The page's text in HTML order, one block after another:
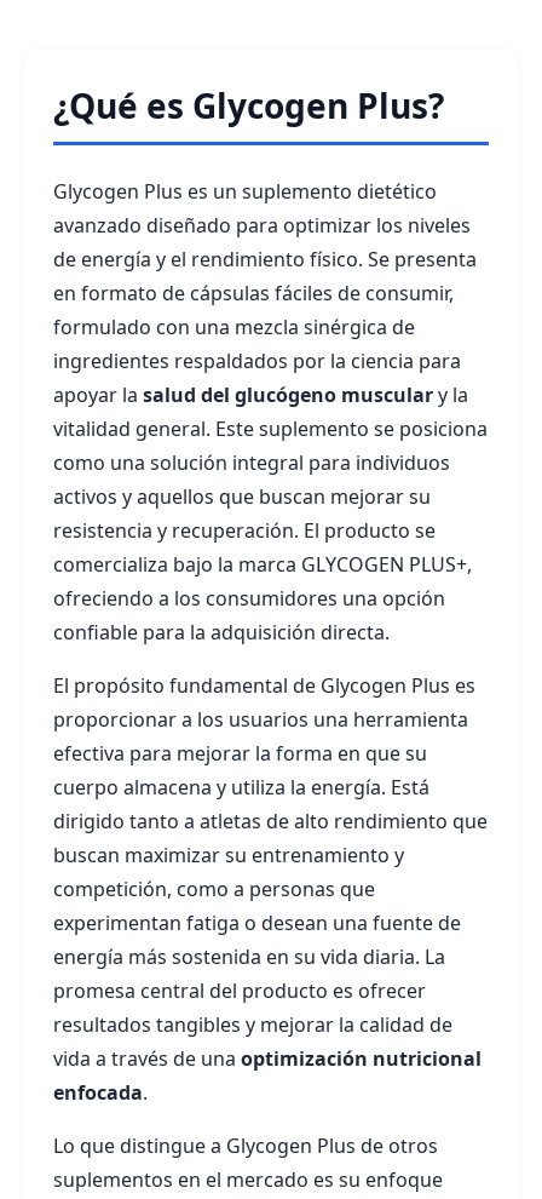
¿Qué es Glycogen Plus?
Glycogen Plus es un suplemento dietético
avanzado diseñado para optimizar los niveles
de energía y el rendimiento físico. Se presenta
en formato de cápsulas fáciles de consumir,
formulado con una mezcla sinérgica de
ingredientes respaldados por la ciencia para
apoyar la salud del glucógeno musculary la
vitalidad general. Este suplemento se posiciona
como una solución integral para individuos
activos y aquellos que buscan mejorar su
resistencia y recuperación. El producto se
comercializa bajo la marca GLYCOGEN PLUS+,
ofreciendo a los consumidores una opción
confiable para la adquisición directa.
El propósito fundamental de Glycogen Plus es
proporcionar a los usuarios una herramienta
efectiva para mejorar la forma en que su
cuerpo almacena y utiliza la energía. Está
dirigido tanto a atletas de alto rendimiento que
buscan maximizar su entrenamiento y
competición, como a personas que
experimentan fatiga o desean una fuente de
energía más sostenida en su vida diaria. La
promesa central del producto es ofrecer
resultados tangibles y mejorar la calidad de
vida a través de una optimización nutricional
enfocada.
Lo que distingue a Glycogen Plus de otros
suplementos en el mercado es su enfoque